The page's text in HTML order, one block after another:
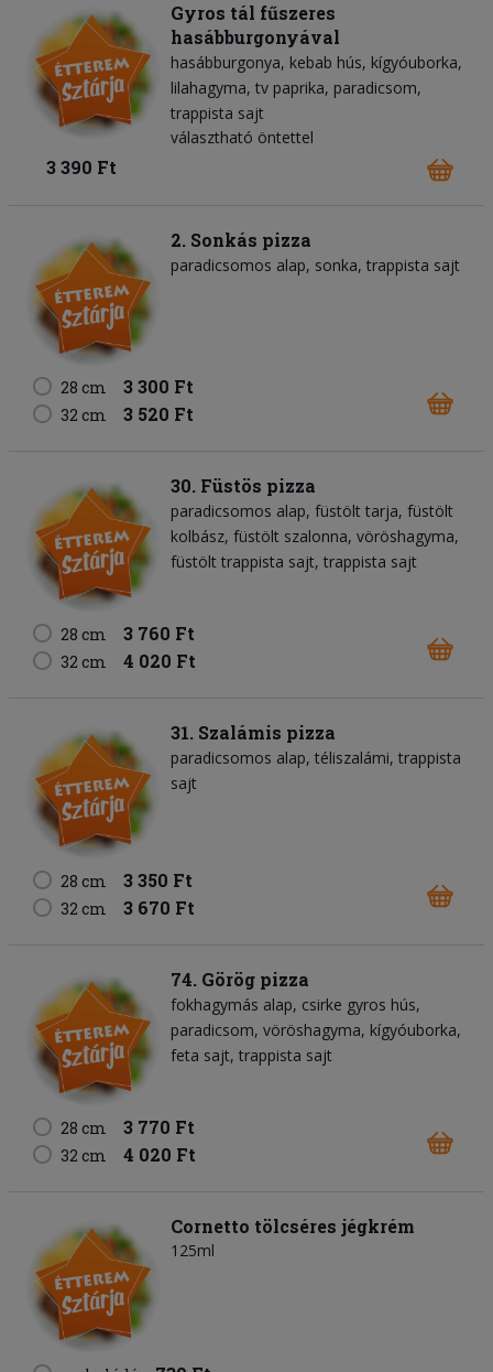
Gyros tál fűszeres
hasábburgonyával
hasábburgonya kebab hús kígyóuborka
lilahagyma tv paprika paradicsom
trappista sajt
választható öntettel
3 390 Ft
2. Sonkás pizza
paradicsomos alap sonka trappista sajt
28 cm 3 300 Ft
32 cm 3 520 Ft
30. Füstös pizza
paradicsomos alap füstölt tarja füstölt
kolbász füstölt szalonna vöröshagyma
füstölt trappista sajt trappista sajt
28 cm 3 760 Ft
32 cm 4 020 Ft
31. Szalámis pizza
paradicsomos alap téliszalámi trappista
sajt
28 cm 3 350 Ft
32 cm 3 670 Ft
74. Görög pizza
fokhagymás alap csirke gyros hús
paradicsom vöröshagyma kígyóuborka
feta sajt trappista sajt
28 cm 3 770 Ft
32 cm 4 020 Ft
Cornetto tölcséres jégkrém
125ml